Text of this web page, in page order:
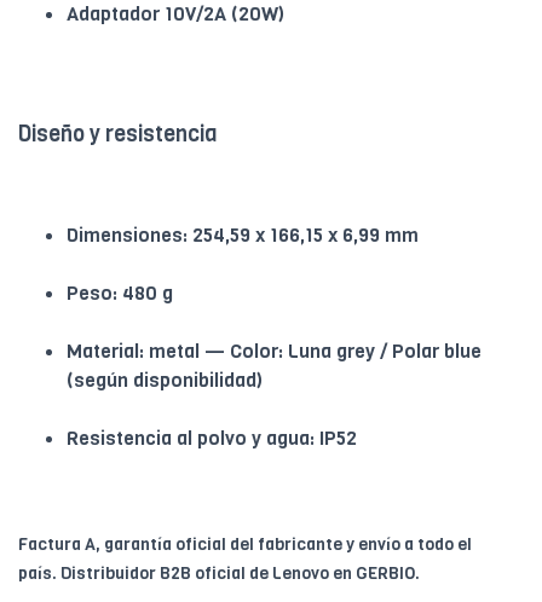
Adaptador 10V/2A (20W)
Diseño y resistencia
Dimensiones: 254,59 x 166,15 x 6,99 mm
Peso: 480 g
Material: metal — Color: Luna grey / Polar blue
(según disponibilidad)
Resistencia al polvo y agua: IP52
Factura A, garantía oficial del fabricante y envío a todo el
país. Distribuidor B2B oficial de Lenovo en GERBIO.